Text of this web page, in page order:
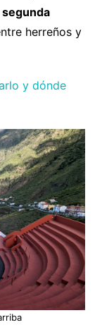
herreños y
y dónde